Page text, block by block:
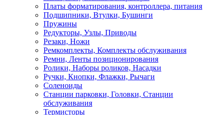
Платы форматирования, контроллера, питания
Подшипники, Втулки, Бушинги
Пружины
Редукторы, Узлы, Приводы
Резаки, Ножи
Ремкомплекты, Комплекты обслуживания
Ремни, Ленты позиционирования
Ролики, Наборы роликов, Насадки
Ручки, Кнопки, Флажки, Рычаги
Соленоиды
Станции парковки, Головки, Станции
обслуживания
Термисторы